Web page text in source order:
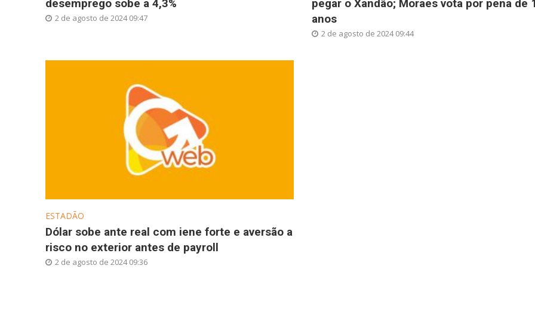
desemprego sobe a 4,3%
2 de agosto de 2024 09:47
pegar o Xandão; Moraes vota por pena de
anos
2 de agosto de 2024 09:44
ESTADÃO
Dólar sobe ante real com iene forte e aversão a
risco no exterior antes de payroll
2 de agosto de 2024 09:36